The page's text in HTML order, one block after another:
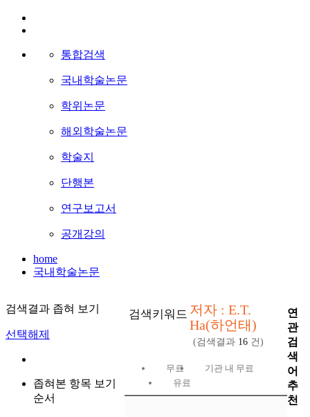
통합검색
국내학술논문
학위논문
해외학술논문
학술지
단행본
연구보고서
공개강의
home
국내학술논문
검색결과 좁혀 보기
선택해제
좁혀본 항목 보기
순서
검색키워드 저자 : E.T.
Ha(하언태)
(검색결과 16 건)
무료
기관 내 무료
유료
연
관
검
색
어
추
천